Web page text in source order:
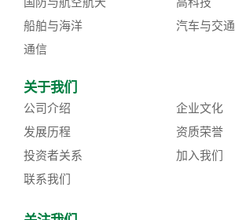
船舶与海洋
汽车与交通
通信
关于我们
公司介绍
企业文化
发展历程
资质荣誉
投资者关系
加入我们
联系我们